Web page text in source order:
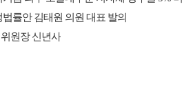
률안 김태원 의원 대표 발의
원장 신년사